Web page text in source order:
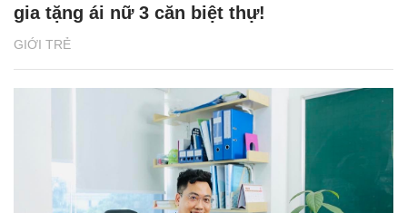
GIỚI TRẺ
gia tặng ái nữ 3 căn biệt thự!